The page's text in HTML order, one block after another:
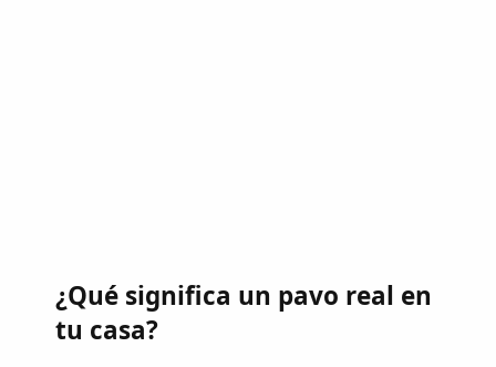
¿Qué significa un pavo real en
tu casa?